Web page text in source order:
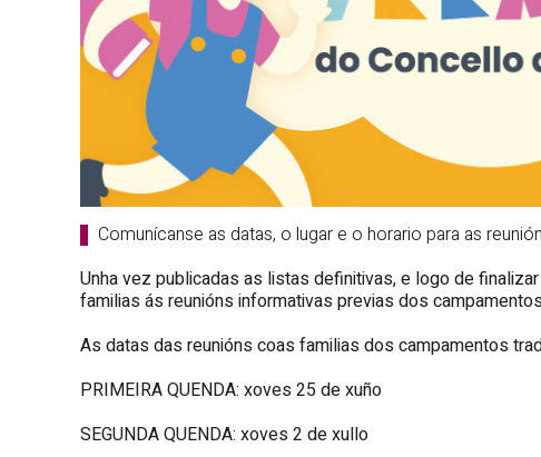
Comunícanse as datas, o lugar e o horario para as
Unha vez publicadas as listas definitivas, e logo de
familias ás reunións informativas previas dos
As datas das reunións coas familias dos campamentos
PRIMEIRA QUENDA: xoves 25 de xuño
SEGUNDA QUENDA: xoves 2 de xullo